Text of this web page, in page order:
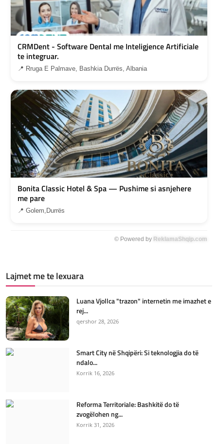
CRMDent - Software Dental me Inteligjence Artificiale
te integruar.
📍 Rruga E Palmave, Bashkia Durrës, Albania
Bonita Classic Hotel & Spa — Pushime si asnjehere
me pare
📍 Golem,Durrës
© Powered by ReklamaShqip.com
Lajmet me te lexuara
Luana Vjollca "trazon" internetin me imazhet e
rej...
qershor 28, 2026
Smart City në Shqipëri: Si teknologjia do të
ndalo...
Korrik 16, 2026
Reforma Territoriale: Bashkitë do të
zvogëlohen ng...
Korrik 31, 2026